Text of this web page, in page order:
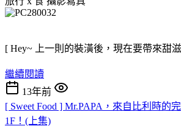
[ Hey~ 上一則的裝潢後，現在要帶來甜
繼續閱讀
13年前
[ Sweet Food ] Mr.PAPA，來自比利時的
1F！(上集)